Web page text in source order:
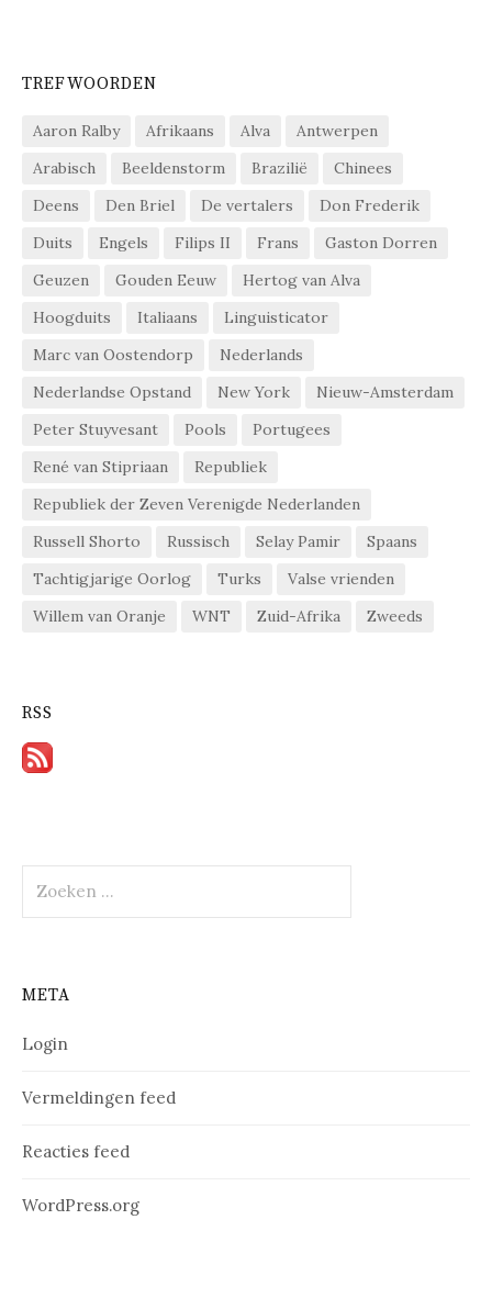
TREFWOORDEN
Aaron Ralby Afrikaans Alva
Antwerpen
Arabisch
Beeldenstorm Brazilië
Chinees
Deens
Den Briel De vertalers
Don Frederik
Duits
Engels Filips II Frans
Gaston Dorren
Geuzen
Gouden Eeuw
Hertog van Alva
Hoogduits
Italiaans
Linguisticator
Marc van Oostendorp
Nederlands
Nederlandse Opstand
New York
Nieuw-Amsterdam
Peter Stuyvesant
Pools
Portugees
René van Stipriaan
Republiek
Republiek der Zeven Verenigde Nederlanden
Russell Shorto
Russisch Selay Pamir
Spaans
Tachtigjarige Oorlog
Turks
Valse vrienden
Willem van Oranje
WNT Zuid-Afrika Zweeds
RSS
naar:
META
Login
Vermeldingen feed
Reacties feed
WordPress.org